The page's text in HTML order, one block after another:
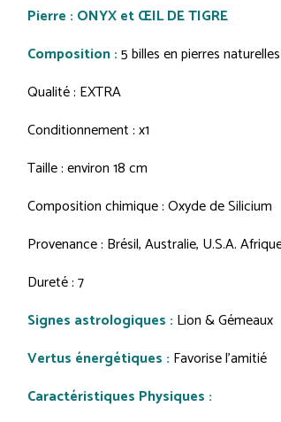
Pierre : ONYX et ŒIL DE TIGRE
Composition :5 billes en pierres
Qualité : EXTRA
Conditionnement : x1
Taille : environ 18 cm
Composition chimique : Oxyde de Silicium
Provenance : Brésil, Australie, U.S.A.
Dureté : 7
Signes astrologiques : Lion & Gémeaux
Vertus énergétiques : Favorise l'amitié
Caractéristiques Physiques :